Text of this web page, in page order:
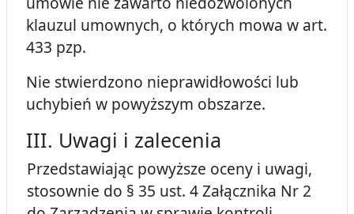
klauzul umownych, o których mowa w art.
433 pzp.
Nie stwierdzono nieprawidłowości lub
uchybień w powyższym obszarze.
III. Uwagi i zalecenia
Przedstawiając powyższe oceny i uwagi,
stosownie do § 35 ust. 4 Załącznika Nr 2